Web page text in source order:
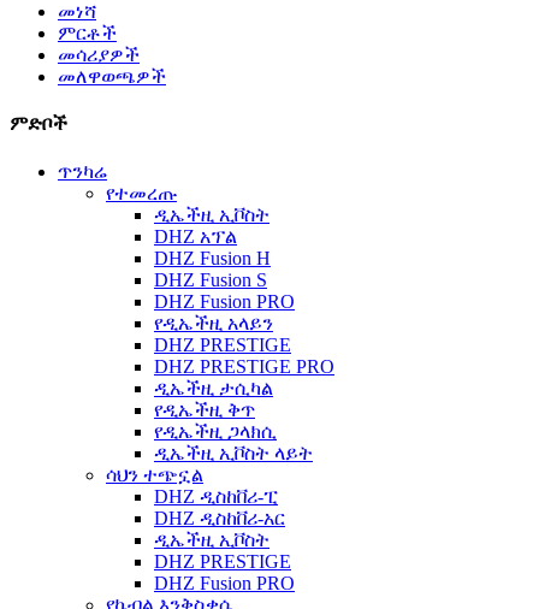
መነሻ
ምርቶች
መሳሪያዎች
መለዋወጫዎች
ምድቦች
ጥንካሬ
የተመረጡ
ዲኤችዚ ኢቮስት
DHZ አፕል
DHZ Fusion H
DHZ Fusion S
DHZ Fusion PRO
የዲኤችዚ አላይን
DHZ PRESTIGE
DHZ PRESTIGE PRO
ዲኤችዚ ታሲካል
የዲኤችዚ ቅጥ
የዲኤችዚ ጋላክሲ
ዲኤችዚ ኢቮስት ላይት
ሳህን ተጭኗል
DHZ ዲስከቨሪ-ፒ
DHZ ዲስከቨሪ-አር
ዲኤችዚ ኢቮስት
DHZ PRESTIGE
DHZ Fusion PRO
የኬብል እንቅስቃሴ